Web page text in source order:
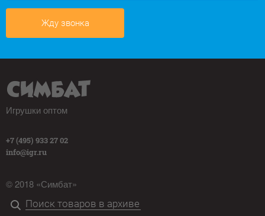
Жду звонка
Игрушки оптом
+7 (495) 933 27 02
info@igr.ru
© 2018 «Симбат»